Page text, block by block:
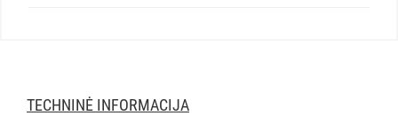
TECHNINĖ INFORMACIJA